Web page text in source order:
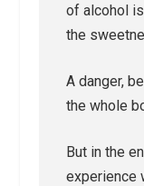
of alcohol
the
A danger,
the whole
But in the
experience